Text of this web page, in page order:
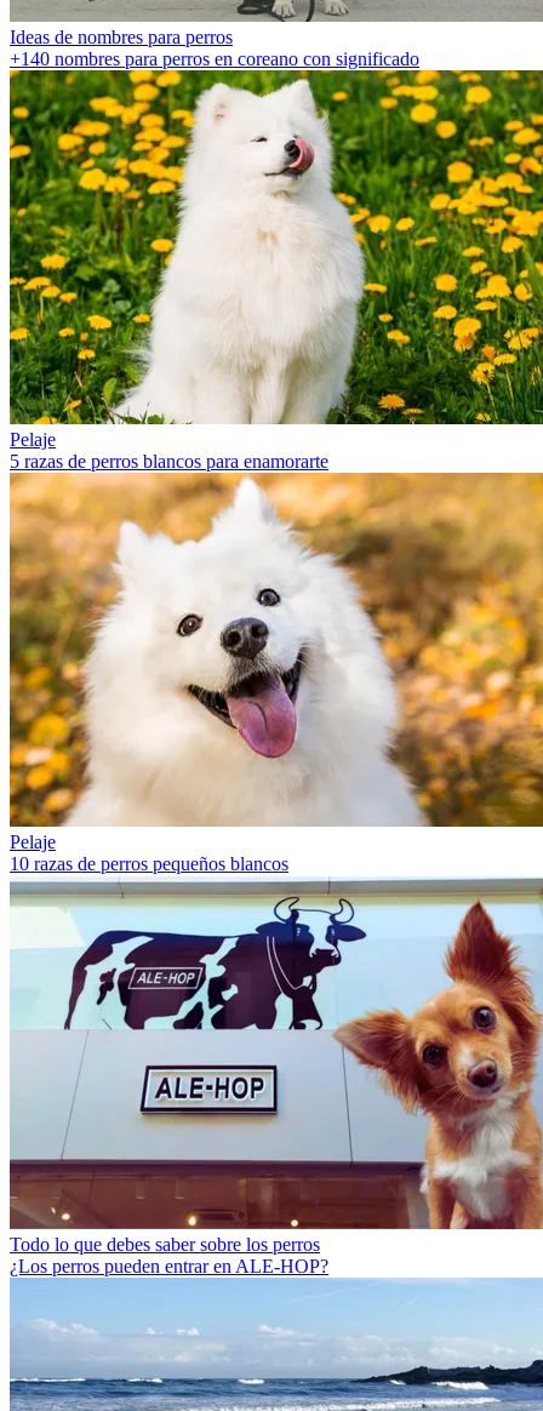
Ideas de nombres para perros
+140 nombres para perros en coreano con significado
Pelaje
5 razas de perros blancos para enamorarte
Pelaje
10 razas de perros pequeños blancos
Todo lo que debes saber sobre los perros
¿Los perros pueden entrar en ALE-HOP?